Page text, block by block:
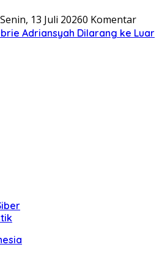
Senin, 13 Juli 20260 Komentar
Adriansyah Dilarang ke Luar